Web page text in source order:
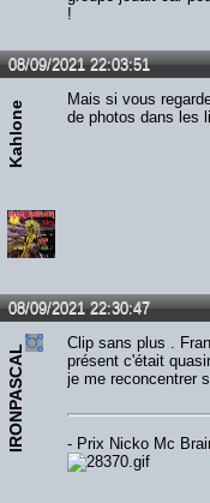
!
08/09/2021 22:03:51
Kahlone
Mais si vous
de photos dans les
08/09/2021 22:30:47
IRONPASCAL
Clip sans plus .
présent c'était
je me reconcentrer
- Prix Nicko Mc